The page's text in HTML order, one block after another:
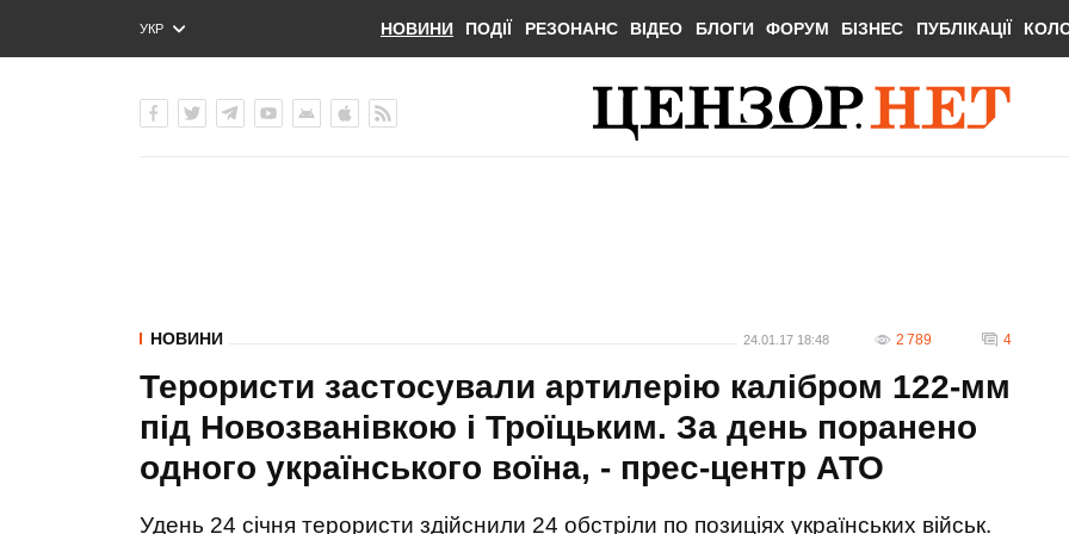
УКР
ENG
НОВИНИ ПОДІЇ РЕЗОНАНС ВІДЕО БЛОГИ ФОРУМ БІЗНЕС ПУБЛІКАЦІЇ
НОВИНИ 24.01.17 18:48 2 789 4
Терористи застосували артилерію калібром 122-мм
під Новозванівкою і Троїцьким. За день поранено
одного українського воїна, - прес-центр АТО
Удень 24 січня терористи здійснили 24 обстріли по позиціях українських військ.